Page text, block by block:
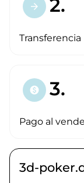
arrow_forward 2.
Transferencia
paid 3.
Pago al
3d-